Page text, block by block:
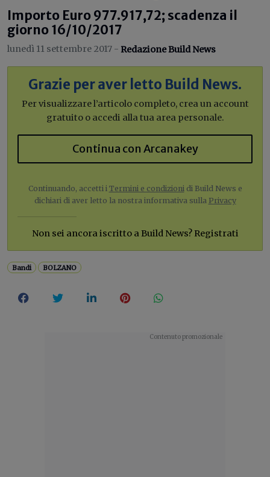
Importo Euro 977.917,72; scadenza il
giorno 16/10/2017
lunedì 11 settembre 2017 - Redazione Build News
Grazie per aver letto Build News.
Per visualizzare l’articolo completo, crea un account
gratuito o accedi alla tua area personale.
Continua con Arcanakey
Continuando, accetti i Termini e condizioni di Build News e
dichiari di aver letto la nostra informativa sulla Privacy
Non sei ancora iscritto a Build News? Registrati
Bandi BOLZANO